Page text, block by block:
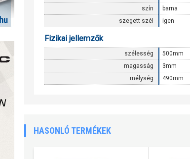
szín
barna
szegett szél
igen
Fizikai jellemzők
szélesség
500mm
magasság
3mm
mélység
490mm
HASONLÓ TERMÉKEK